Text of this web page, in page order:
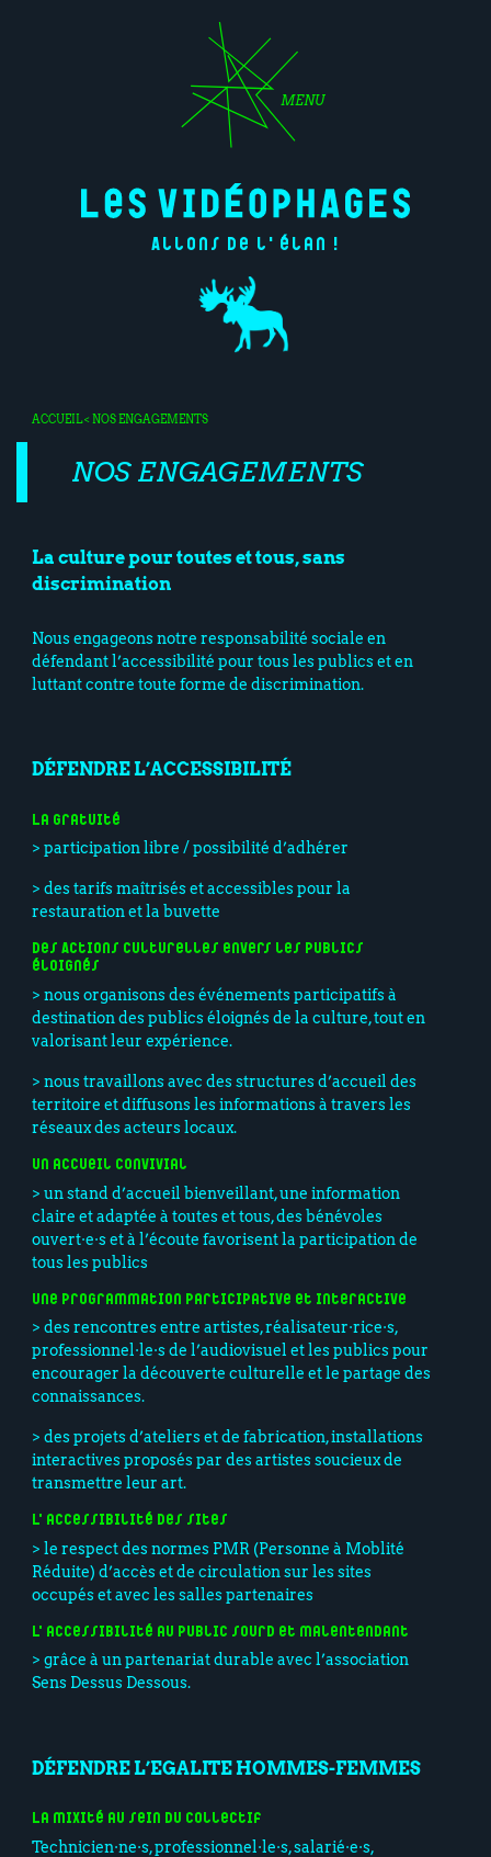
MENU
Allons de l'élan !
ACCUEIL< NOS ENGAGEMENTS
NOS ENGAGEMENTS
La culture pour toutes et tous, sans
discrimination
Nous engageons notre responsabilité sociale en
défendant l’accessibilité pour tous les publics et en
luttant contre toute forme de discrimination.
DÉFENDRE L’ACCESSIBILITÉ
La gratuité
> participation libre / possibilité d’adhérer
> des tarifs maîtrisés et accessibles pour la
restauration et la buvette
Des Actions culturelles envers les publics
éloignés
> nous organisons des événements participatifs à
destination des publics éloignés de la culture, tout en
valorisant leur expérience.
> nous travaillons avec des structures d’accueil des
territoire et diffusons les informations à travers les
réseaux des acteurs locaux.
Un accueil convivial
> un stand d’accueil bienveillant, une information
claire et adaptée à toutes et tous, des bénévoles
ouvert·e·s et à l’écoute favorisent la participation de
tous les publics
Une programmation participative et interactive
> des rencontres entre artistes, réalisateur·rice·s,
professionnel·le·s de l’audiovisuel et les publics pour
encourager la découverte culturelle et le partage des
connaissances.
> des projets d’ateliers et de fabrication, installations
interactives proposés par des artistes soucieux de
transmettre leur art.
L'accessibilité des sites
> le respect des normes PMR (Personne à Moblité
Réduite) d’accès et de circulation sur les sites
occupés et avec les salles partenaires
L'accessibilité au public sourd et malentendant
> grâce à un partenariat durable avec l’association
Sens Dessus Dessous.
DÉFENDRE L’EGALITE HOMMES-FEMMES
La mixité au sein du collectif
Technicien·ne·s, professionnel·le·s, salarié·e·s,